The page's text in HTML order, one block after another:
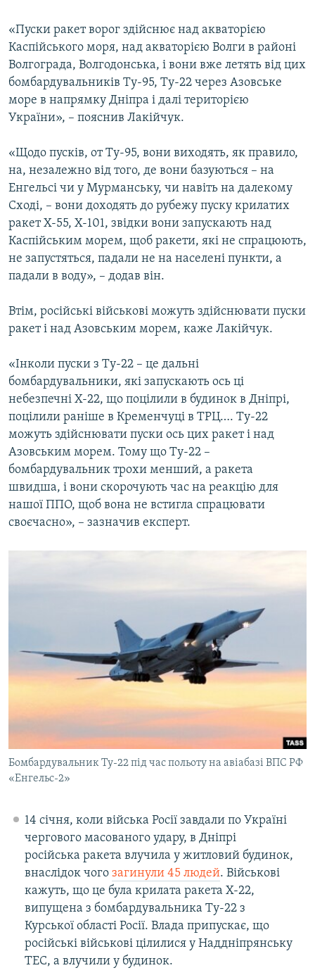
«Пуски ракет ворог здійснює над акваторією
Каспійського моря, над акваторією Волги в районі
Волгограда, Волгодонська, і вони вже летять від цих
бомбардувальників Ту-95, Ту-22 через Азовське
море в напрямку Дніпра і далі територією
України», – пояснив Лакійчук.
«Щодо пусків, от Ту-95, вони виходять, як правило,
на, незалежно від того, де вони базуються – на
Енгельсі чи у Мурманську, чи навіть на далекому
Сході, – вони доходять до рубежу пуску крилатих
ракет Х-55, Х-101, звідки вони запускають над
Каспійським морем, щоб ракети, які не спрацюють,
не запустяться, падали не на населені пункти, а
падали в воду», – додав він.
Втім, російські військові можуть здійснювати пуски
ракет і над Азовським морем, каже Лакійчук.
«Інколи пуски з Ту-22 – це дальні
бомбардувальники, які запускають ось ці
небезпечні Х-22, що поцілили в будинок в Дніпрі,
поцілили раніше в Кременчуці в ТРЦ…. Ту-22
можуть здійснювати пуски ось цих ракет і над
Азовським морем. Тому що Ту-22 –
бомбардувальник трохи менший, а ракета
швидша, і вони скорочують час на реакцію для
нашої ППО, щоб вона не встигла спрацювати
своєчасно», – зазначив експерт.
Бомбардувальник Ту-22 під час польоту на авіабазі ВПС РФ
«Енгельс-2»
14 січня, коли війська Росії завдали по Україні
чергового масованого удару, в Дніпрі
російська ракета влучила у житловий будинок,
внаслідок чого загинули 45 людей. Військові
кажуть, що це була крилата ракета Х-22,
випущена з бомбардувальника Ту-22 з
Курської області Росії. Влада припускає, що
російські військові цілилися у Наддніпрянську
ТЕС, а влучили у будинок.